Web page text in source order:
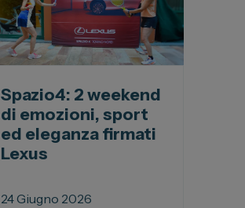
Spazio4: 2 weekend
di emozioni, sport
ed eleganza firmati
Lexus
24 Giugno 2026